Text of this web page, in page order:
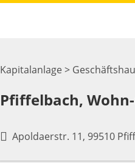
Kapitalanlage >
Pfiffelbach,
Apoldaerstr. 11, 99510